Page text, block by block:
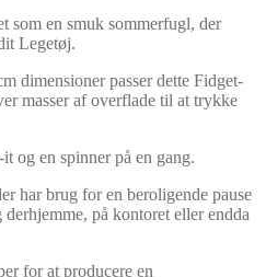
som en smuk sommerfugl, der
Legetøj.
dimensioner passer dette Fidget-
masser af overflade til at trykke
og en spinner på en gang.
har brug for en beroligende pause
på kontoret eller endda
for at producere en